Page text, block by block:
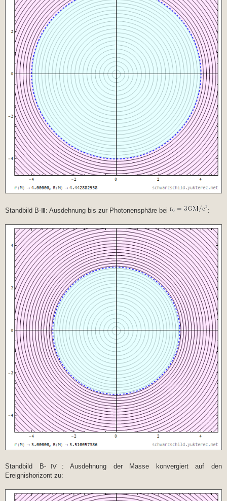
Standbild B-Ⅲ: Ausdehnung bis zur Photonensphäre bei :
Standbild B-Ⅳ: Ausdehnung der Masse konvergiert auf den
Ereignishorizont zu: